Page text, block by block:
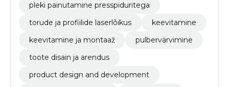
pleki painutamine presspiduritega
torude ja profiilide laserlõikus
keevitamine
keevitamine ja montaaž
pulbervärvimine
toote disain ja arendus
product design and development